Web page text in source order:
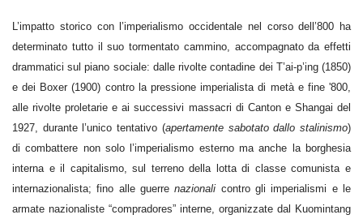
L’impatto storico con l’imperialismo occidentale nel corso dell’800 ha
determinato tutto il suo tormentato cammino, accompagnato da effetti
drammatici sul piano sociale: dalle rivolte contadine dei T’ai-p’ing (1850)
e dei Boxer (1900) contro la pressione imperialista di metà e fine '800,
alle rivolte proletarie e ai successivi massacri di Canton e Shangai del
1927, durante l’unico tentativo (apertamente sabotato dallo stalinismo)
di combattere non solo l’imperialismo esterno ma anche la borghesia
interna e il capitalismo, sul terreno della lotta di classe comunista e
internazionalista; fino alle guerrenazionali contro gli imperialismi e le
armate nazionaliste “compradores” interne, organizzate dal Kuomintang